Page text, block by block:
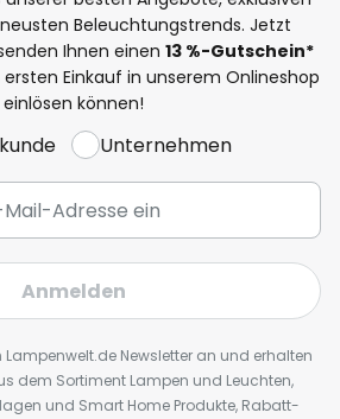
Beleuchtungstrends. Jetzt
Ihnen einen 13 %-Gutschein*
ersten Einkauf in unserem Onlineshop
einlösen können!
Unternehmen
Anmelden
Lampenwelt.de Newsletter an und erhalten
dem Sortiment Lampen und Leuchten,
und Smart Home Produkte, Rabatt-